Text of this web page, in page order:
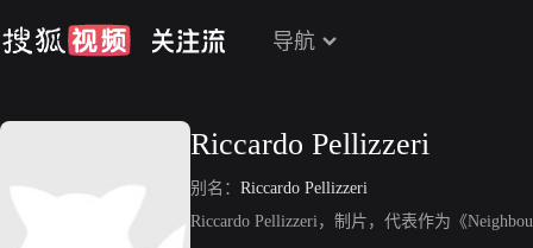
导航
Riccardo Pellizzeri
别名： Riccardo Pellizzeri
Riccardo Pellizzeri，制片，代表作为《